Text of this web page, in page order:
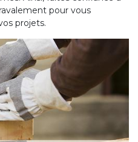
pour vous
projets.